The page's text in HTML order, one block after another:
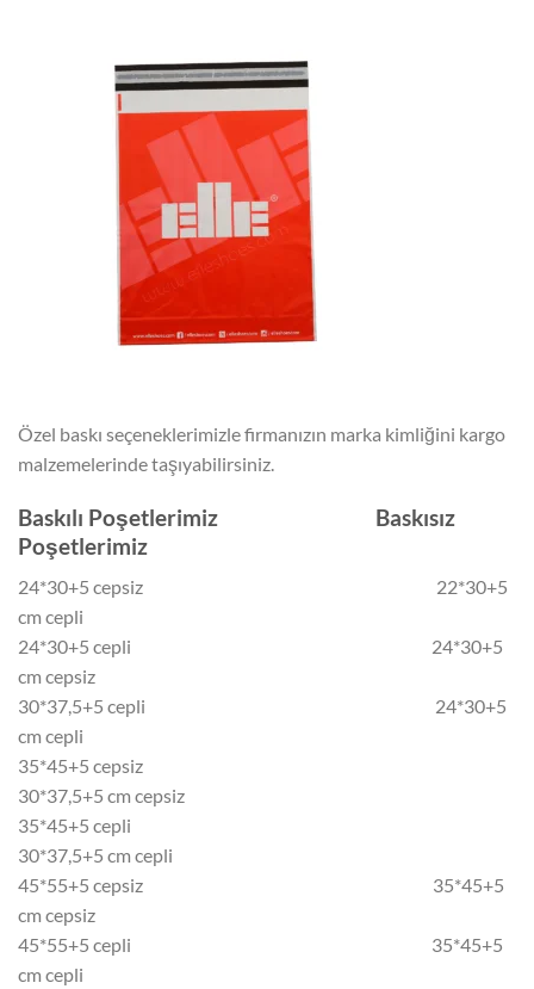
Özel baskı seçeneklerimizle firmanızın marka kimliğini kargo
malzemelerinde taşıyabilirsiniz.
Baskılı Poşetlerimiz Baskısız
Poşetlerimiz
24*30+5 cepsiz 22*30+5
cm cepli
24*30+5 cepli 24*30+5
cm cepsiz
30*37,5+5 cepli 24*30+5
cm cepli
35*45+5 cepsiz
30*37,5+5 cm cepsiz
35*45+5 cepli
30*37,5+5 cm cepli
45*55+5 cepsiz 35*45+5
cm cepsiz
45*55+5 cepli 35*45+5
cm cepli